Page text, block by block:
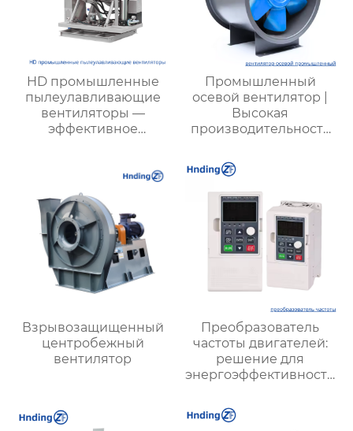
HD промышленные
пылеулавливающие
вентиляторы —
эффективное
строительных и
производственных
объектах
Промышленный
осевой вентилятор |
Высокая
производительность
объектов |
Энергоэффективные
системы вентиляции
Взрывозащищенный
центробежный
вентилятор
Преобразователь
частоты двигателей:
решение для
энергоэффективности